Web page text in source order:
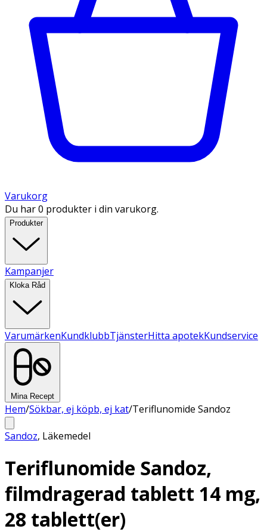
Varukorg
Du har 0 produkter i din varukorg.
Produkter
Kampanjer
Kloka Råd
VarumärkenKundklubbTjänsterHitta apotekKundservice
Mina Recept
Hem/Sökbar, ej köpb, ej kat/Teriflunomide Sandoz
Sandoz, Läkemedel
Teriflunomide Sandoz,
filmdragerad tablett 14 mg,
28 tablett(er)